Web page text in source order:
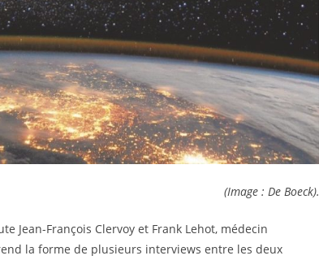
(Image : De Boeck).
Jean-François Clervoy et Frank Lehot, médecin
la forme de plusieurs interviews entre les deux